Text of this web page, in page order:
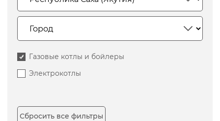
Газовые котлы и бойлеры
Электрокотлы
Сбросить все фильтры